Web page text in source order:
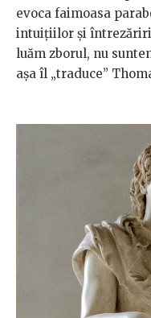
evoca faimoasa
intuiţiilor şi
luăm zborul, nu
aşa îl „traduce”